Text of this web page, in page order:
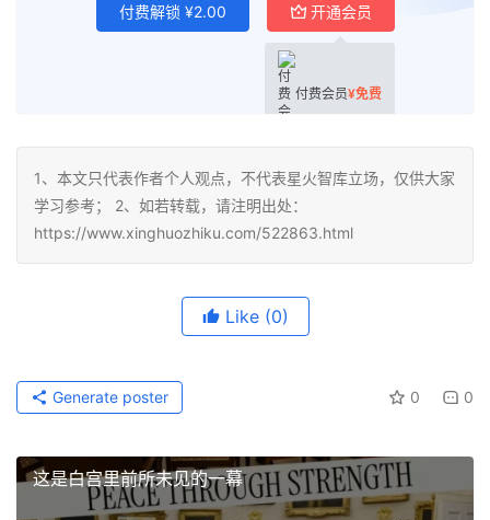
付费解锁 ¥2.00 开通会员
付费会员¥免费
1、本文只代表作者个人观点，不代表星火智库立场，仅供大家
学习参考； 2、如若转载，请注明出处：
https://www.xinghuozhiku.com/522863.html
Like (0)
0 0
Generate poster
这是白宫里前所未见的一幕